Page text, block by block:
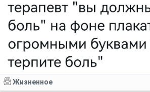
Жизненное